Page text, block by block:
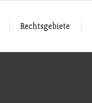
Rechtsgebiete